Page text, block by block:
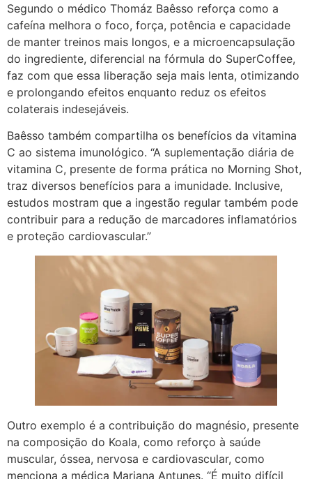
Segundo o médico Thomáz Baêsso reforça como a
cafeína melhora o foco, força, potência e capacidade
de manter treinos mais longos, e a microencapsulação
do ingrediente, diferencial na fórmula do SuperCoffee,
faz com que essa liberação seja mais lenta, otimizando
e prolongando efeitos enquanto reduz os efeitos
colaterais indesejáveis.
Baêsso também compartilha os benefícios da vitamina
C ao sistema imunológico. “A suplementação diária de
vitamina C, presente de forma prática no Morning Shot,
traz diversos benefícios para a imunidade. Inclusive,
estudos mostram que a ingestão regular também pode
contribuir para a redução de marcadores inflamatórios
e proteção cardiovascular.”
Outro exemplo é a contribuição do magnésio, presente
na composição do Koala, como reforço à saúde
muscular, óssea, nervosa e cardiovascular, como
menciona a médica Mariana Antunes. “É muito difícil